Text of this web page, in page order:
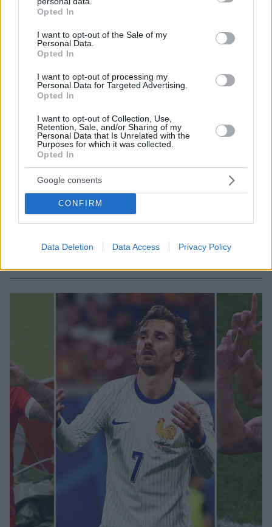
grant or deny consent to Google and its third-party tags to
use your data for below specified purposes in below Google
consent section.
Opted In
I want to opt-out of the Sale of my
Personal Data.
Opted In
I want to opt-out of processing my
Personal Data for Targeted Advertising.
Opted In
I want to opt-out of Collection, Use,
Retention, Sale, and/or Sharing of my
Personal Data that Is Unrelated with the
Purposes for which it was collected.
Opted In
Google consents
CONFIRM
Data Deletion Data Access Privacy Policy
Απόλυτη ισοβαθμία στον 5ο όμιλο: Σε δύο ντέρμπι θα
κριθεί σήμερα ποιοι θα προκριθούν και ποιοι θα μείνουν
εκτός
όμιλο του Euro 2024 - Ρουμανία, Βέλγιο, Σλοβακία και
26.06.2024, 09:57 1